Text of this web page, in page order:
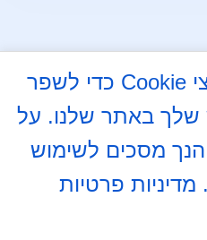
אנו משתמשים בקובצי Cookie כדי לשפר
באתר שלנו. על
מסכים לשימוש
מדיניות פרטיות